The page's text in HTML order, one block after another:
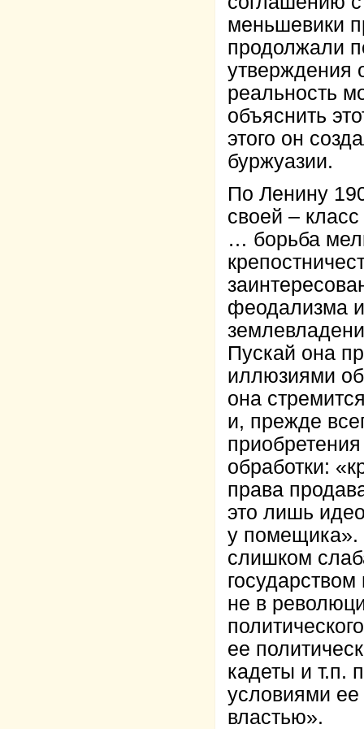
меньшевики
продолжали
утверждения
реальность
объяснить
этого он
буржуазии.
По Ленину
своей –
… борьба
феодализма
Пускай она
иллюзиями
она
и, прежде
обработки:
права
это лишь
у помещика».
слишком
не в
ее
кадеты и т.п.
условиями ее
властью».